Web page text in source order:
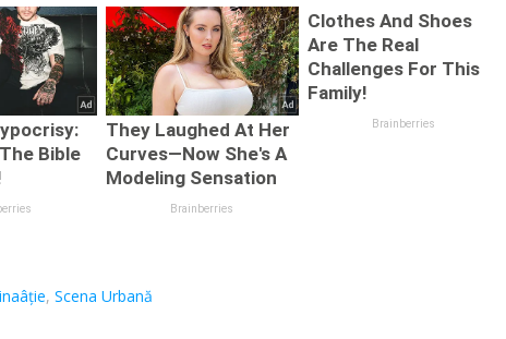
, Scena Urbană